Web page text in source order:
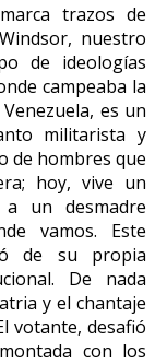
trazos de
nuestro
de ideologías
campeaba la
es un
militarista y
de hombres que
hoy, vive un
a un desmadre
vamos. Este
de su propia
De nada
y el chantaje
votante, desafió
con los